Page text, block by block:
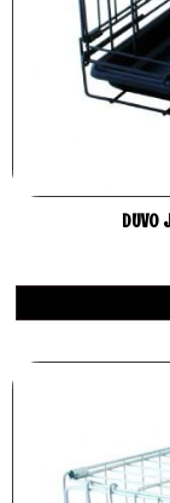
DUVO